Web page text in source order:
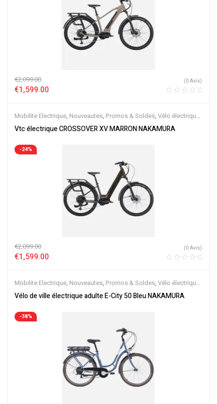
€2,099.00
€1,599.00
(0 Avis)
Mobilite Electrique, Nouveautes, Promos & Soldes, Vélo électrique
ville,Velos Electriques,VTC Electrique
Vtc électrique CROSSOVER XV MARRON NAKAMURA
-24%
€2,099.00
€1,599.00
(0 Avis)
Mobilite Electrique, Nouveautes, Promos & Soldes, Vélo électrique
ville,Velos Electriques
Vélo de ville électrique adulte E-City 50 Bleu NAKAMURA
-38%